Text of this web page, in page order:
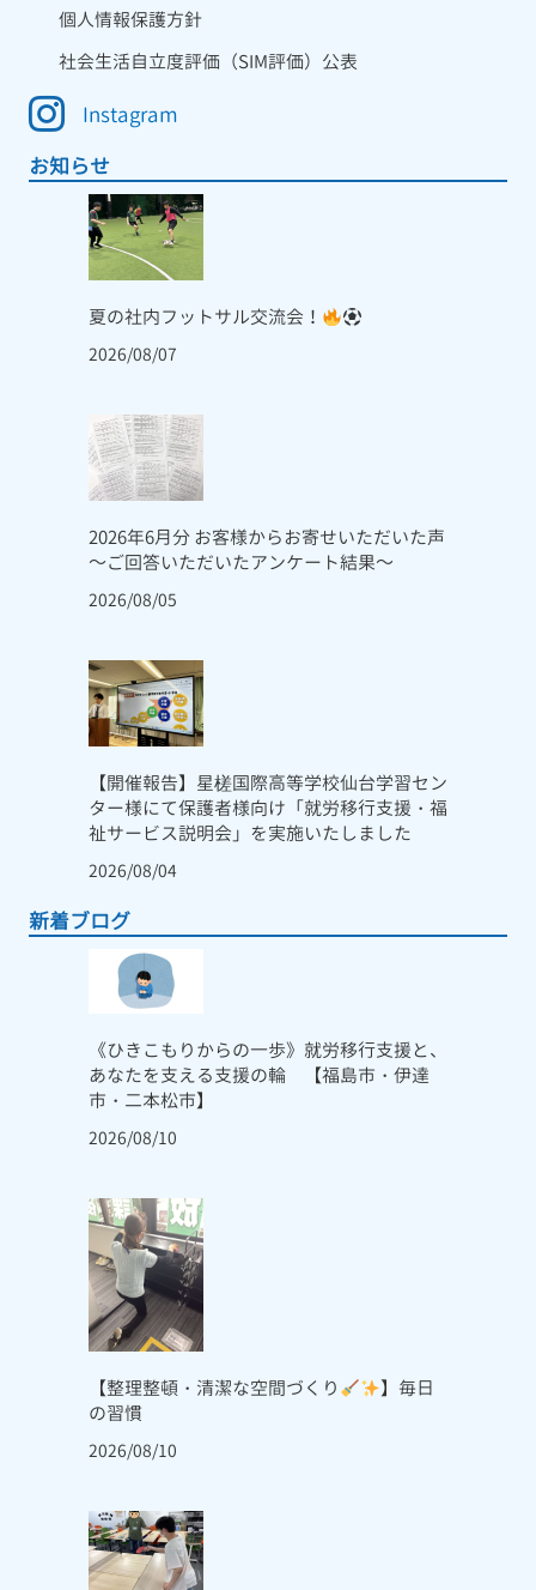
個人情報保護方針
社会生活自立度評価（SIM評価）公表
Instagram
お知らせ
夏の社内フットサル交流会！
2026/08/07
2026年6月分 お客様からお寄せいただいた声
～ご回答いただいたアンケート結果～
2026/08/05
【開催報告】星槎国際高等学校仙台学習セン
ター様にて保護者様向け「就労移行支援・福
祉サービス説明会」を実施いたしました
2026/08/04
新着ブログ
《ひきこもりからの一歩》就労移行支援と、
あなたを支える支援の輪 【福島市・伊達
市・二本松市】
2026/08/10
【整理整頓・清潔な空間づくり
】毎日
の習慣
2026/08/10